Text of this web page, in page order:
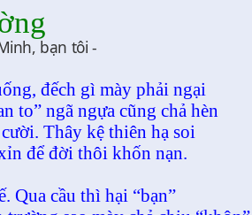
bạn tôi -
đếch gì mày phải ngại
to” ngã ngựa cũng chả hèn
Thây kệ thiên hạ soi
để đời thôi khốn nạn.
Qua cầu thì hại “bạn”